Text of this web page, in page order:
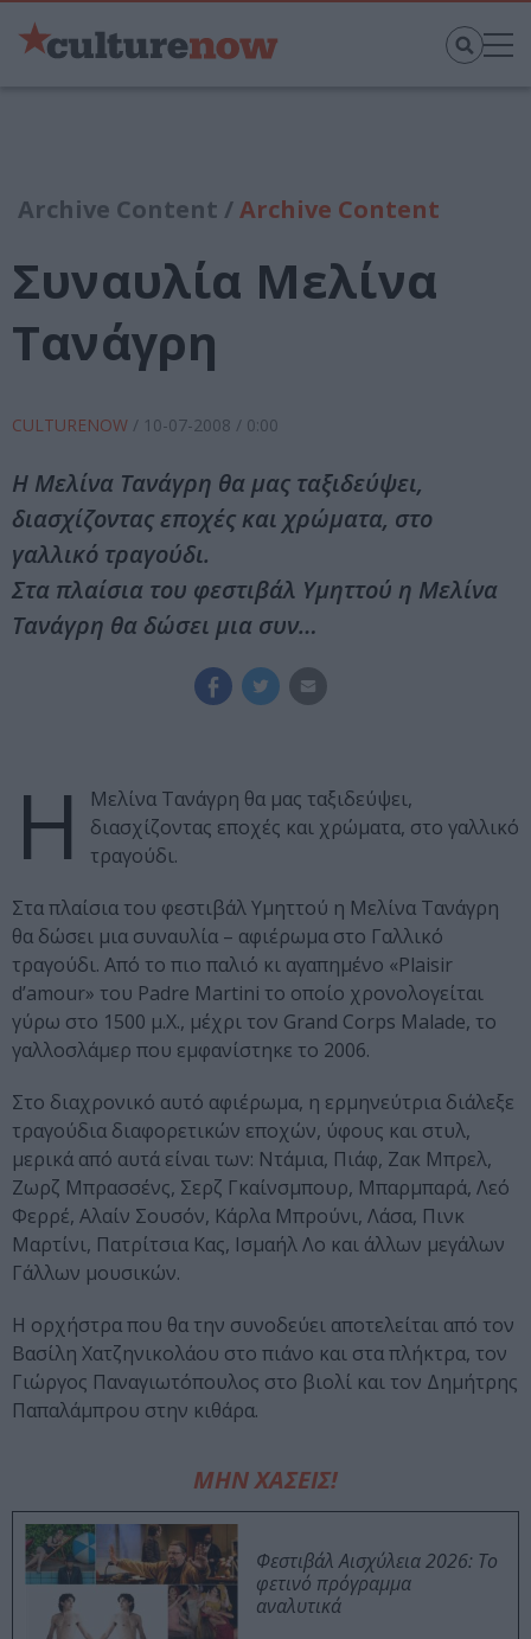
Archive Content /Archive Content
Συναυλία Μελίνα
Τανάγρη
CULTURENOW / 10-07-2008 / 0:00
Η Μελίνα Τανάγρη θα μας ταξιδεύψει,
διασχίζοντας εποχές και χρώματα, στο
γαλλικό τραγούδι.
Στα πλαίσια του φεστιβάλ Υμηττού η Μελίνα
Τανάγρη θα δώσει μια συν…
Η
Μελίνα Τανάγρη θα μας ταξιδεύψει,
διασχίζοντας εποχές και χρώματα, στο γαλλικό
τραγούδι.
Στα πλαίσια του φεστιβάλ Υμηττού η Μελίνα Τανάγρη
θα δώσει μια συναυλία – αφιέρωμα στο Γαλλικό
τραγούδι. Από το πιο παλιό κι αγαπημένο «Plaisir
d’amour» του Padre Martini το οποίο χρονολογείται
γύρω στο 1500 μ.Χ., μέχρι τον Grand Corps Malade, το
γαλλοσλάμερ που εμφανίστηκε το 2006.
Στο διαχρονικό αυτό αφιέρωμα, η ερμηνεύτρια διάλεξε
τραγούδια διαφορετικών εποχών, ύφους και στυλ,
μερικά από αυτά είναι των: Ντάμια, Πιάφ, Ζακ Μπρελ,
Ζωρζ Μπρασσένς, Σερζ Γκαίνσμπουρ, Μπαρμπαρά, Λεό
Φερρέ, Αλαίν Σουσόν, Κάρλα Μπρούνι, Λάσα, Πινκ
Μαρτίνι, Πατρίτσια Κας, Ισμαήλ Λο και άλλων μεγάλων
Γάλλων μουσικών.
Η ορχήστρα που θα την συνοδεύει αποτελείται από τον
Βασίλη Χατζηνικολάου στο πιάνο και στα πλήκτρα, τον
Γιώργος Παναγιωτόπουλος στο βιολί και τον Δημήτρης
Παπαλάμπρου στην κιθάρα.
ΜΗΝ ΧΑΣΕΙΣ!
Φεστιβάλ Αισχύλεια 2026: Το
φετινό πρόγραμμα
αναλυτικά